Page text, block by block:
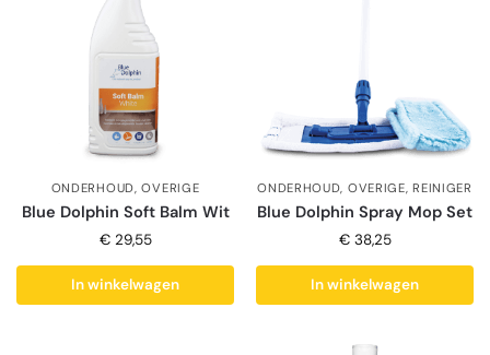
ONDERHOUD ,OVERIGE
Blue Dolphin Soft Balm Wit
€29,55
In winkelwagen
ONDERHOUD OVERIGE ,REINIGER
Blue Dolphin Spray Mop Set
€38,25
In winkelwagen